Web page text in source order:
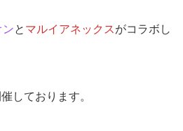
とマルイアネックスがコラボし
しております。